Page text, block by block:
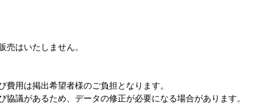
売はいたしません。
掲出希望者様のご負担となります。
るため、データの修正が必要になる場合があります。